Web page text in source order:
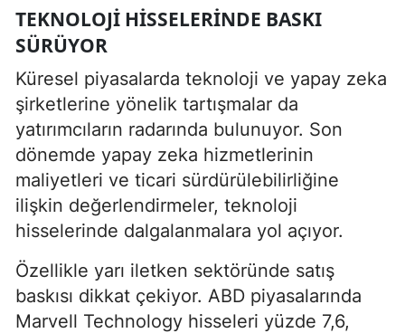
TEKNOLOJI HISSELERINDE BASKI
SÜRÜYOR
Küresel piyasalarda teknoloji ve yapay zeka
şirketlerine yönelik tartışmalar da
yatırımcıların radarında bulunuyor. Son
dönemde yapay zeka hizmetlerinin
maliyetleri ve ticari sürdürülebilirliğine
ilişkin değerlendirmeler, teknoloji
hisselerinde dalgalanmalara yol açıyor.
Özellikle yarı iletken sektöründe satış
baskısı dikkat çekiyor. ABD piyasalarında
Marvell Technology hisseleri yüzde 7,6,